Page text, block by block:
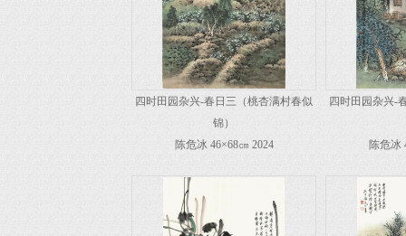
四时田园杂兴-春日三（桃杏满村春似
锦）
陈危冰 46×68㎝ 2024
四时田园杂兴-
陈危冰